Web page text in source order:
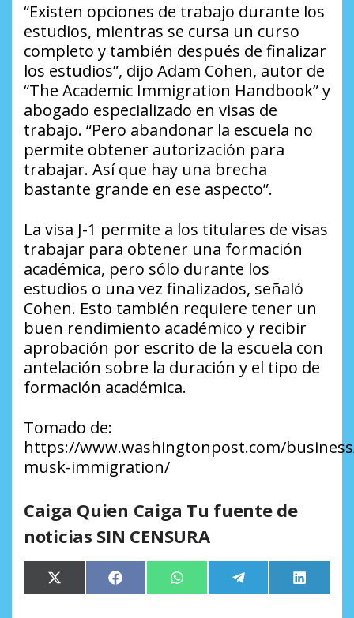
“Existen opciones de trabajo durante los
estudios, mientras se cursa un curso
completo y también después de finalizar
los estudios”, dijo Adam Cohen, autor de
“The Academic Immigration Handbook” y
abogado especializado en visas de
trabajo. “Pero abandonar la escuela no
permite obtener autorización para
trabajar. Así que hay una brecha
bastante grande en ese aspecto”.
La visa J-1 permite a los titulares de visas
trabajar para obtener una formación
académica, pero sólo durante los
estudios o una vez finalizados, señaló
Cohen. Esto también requiere tener un
buen rendimiento académico y recibir
aprobación por escrito de la escuela con
antelación sobre la duración y el tipo de
formación académica.
Tomado de:
https://www.washingtonpost.com/
musk-immigration/
Caiga Quien Caiga Tu fuente de
noticias SIN CENSURA
Compartir
en
X
(Twitter)
Compartir
en
Facebook Compartir
en
WhatsApp Compartir
en
Telegram
en
LinkedIn